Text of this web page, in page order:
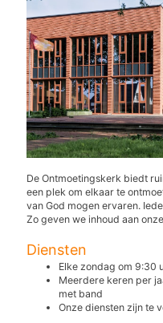
De Ontmoetingskerk biedt
een plek om elkaar te
van God mogen ervaren.
Zo geven we inhoud aan
Diensten
Elke zondag om 9:30
Meerdere keren per
met band
Onze diensten zijn te